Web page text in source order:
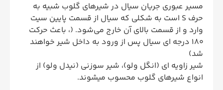
مسیر عبوری جریان سیال در شیرهای گلوب شبیه به
حرف S است به شکلی که سیال از قسمت پایین سیت
وارد و از قسمت بالای آن خارج می‌شود. (، باعث حرکت
180 درجه ای سیال پس از ورود به داخل شیر خواهند
شد)
شیر زاویه ای (انگل ولو)، شیر سوزنی (نیدل ولو) از
انواع شیرهای گلوب محسوب میشوند.